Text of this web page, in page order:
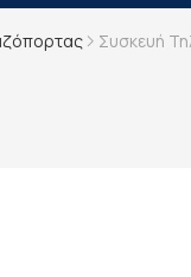
Συσκευή